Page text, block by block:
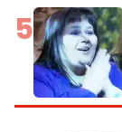
5